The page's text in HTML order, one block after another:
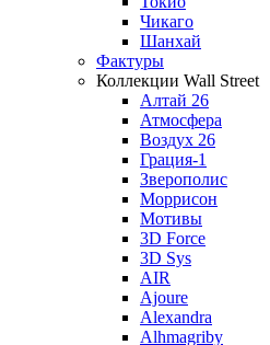
Чикаго
Шанхай
Фактуры
Коллекции Wall Street
Алтай 26
Атмосфера
Воздух 26
Грация-1
Зверополис
Моррисон
Мотивы
3D Force
3D Sys
AIR
Ajoure
Alexandra
Alhmagriby